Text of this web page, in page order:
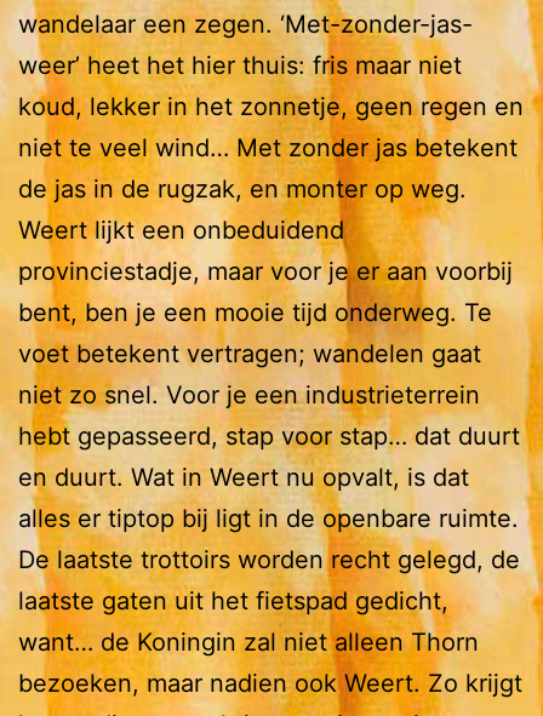
wandelaar een zegen. ‘Met-zonder-jas-
weer’ heet het hier thuis: fris maar niet
koud, lekker in het zonnetje, geen regen en
niet te veel wind… Met zonder jas betekent
de jas in de rugzak, en monter op weg.
Weert lijkt een onbeduidend
provinciestadje, maar voor je er aan voorbij
bent, ben je een mooie tijd onderweg. Te
voet betekent vertragen; wandelen gaat
niet zo snel. Voor je een industrieterrein
hebt gepasseerd, stap voor stap… dat duurt
en duurt. Wat in Weert nu opvalt, is dat
alles er tiptop bij ligt in de openbare ruimte.
De laatste trottoirs worden recht gelegd, de
laatste gaten uit het fietspad gedicht,
want… de Koningin zal niet alleen Thorn
bezoeken, maar nadien ook Weert. Zo krijgt